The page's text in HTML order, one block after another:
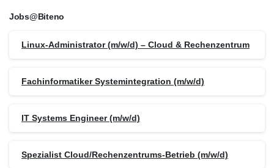
Jobs@Biteno
Linux-Administrator (m/w/d) – Cloud & Rechenzentrum
Fachinformatiker Systemintegration (m/w/d)
IT Systems Engineer (m/w/d)
Spezialist Cloud/Rechenzentrums-Betrieb (m/w/d)